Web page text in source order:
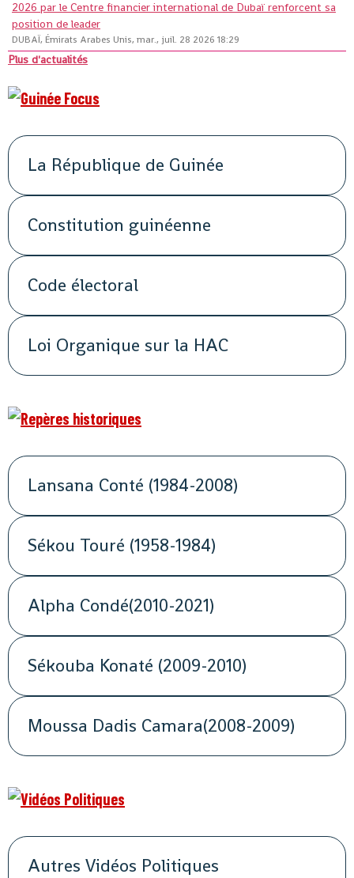
2026 par le Centre financier international de Dubaï renforcent sa
position de leader
DUBAÏ, Émirats Arabes Unis, mar., juil. 28 2026 18:29
Plus d'actualités
La République de Guinée
Constitution guinéenne
Code électoral
Loi Organique sur la HAC
Lansana Conté (1984-2008)
Sékou Touré (1958-1984)
Alpha Condé(2010-2021)
Sékouba Konaté (2009-2010)
Moussa Dadis Camara(2008-2009)
Autres Vidéos Politiques